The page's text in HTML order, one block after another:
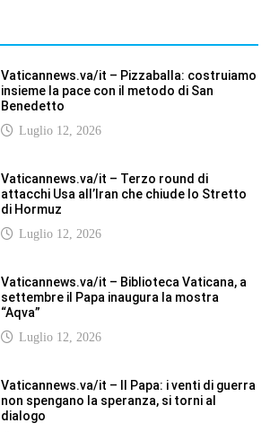
Vaticannews.va/it – Pizzaballa: costruiamo
insieme la pace con il metodo di San
Benedetto
Luglio 12, 2026
Vaticannews.va/it – Terzo round di
attacchi Usa all’Iran che chiude lo Stretto
di Hormuz
Luglio 12, 2026
Vaticannews.va/it – Biblioteca Vaticana, a
settembre il Papa inaugura la mostra
“Aqva”
Luglio 12, 2026
Vaticannews.va/it – Il Papa: i venti di guerra
non spengano la speranza, si torni al
dialogo